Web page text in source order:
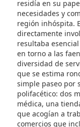
residía en su
necesidades y
región inhóspita.
directamente
resultaba
en torno a las
diversidad de
que se estima
simple paseo por
polifacético: dos
médica, una
que acogían a
comercios que